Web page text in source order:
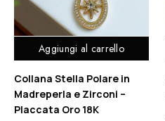
Aggiungi al carrello
Collana Stella Polare in
Madreperla e Zirconi –
Placcata Oro 18K